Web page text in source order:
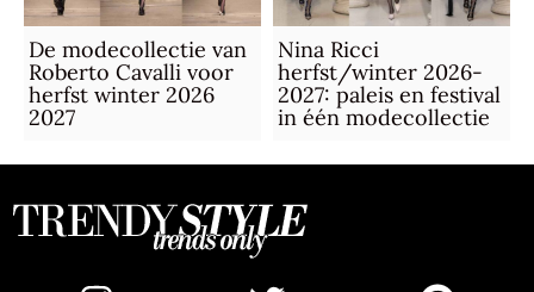
De modecollectie van
Roberto Cavalli voor
herfst winter 2026
2027
Nina Ricci
herfst/winter 2026-
2027: paleis en festival
in één modecollectie